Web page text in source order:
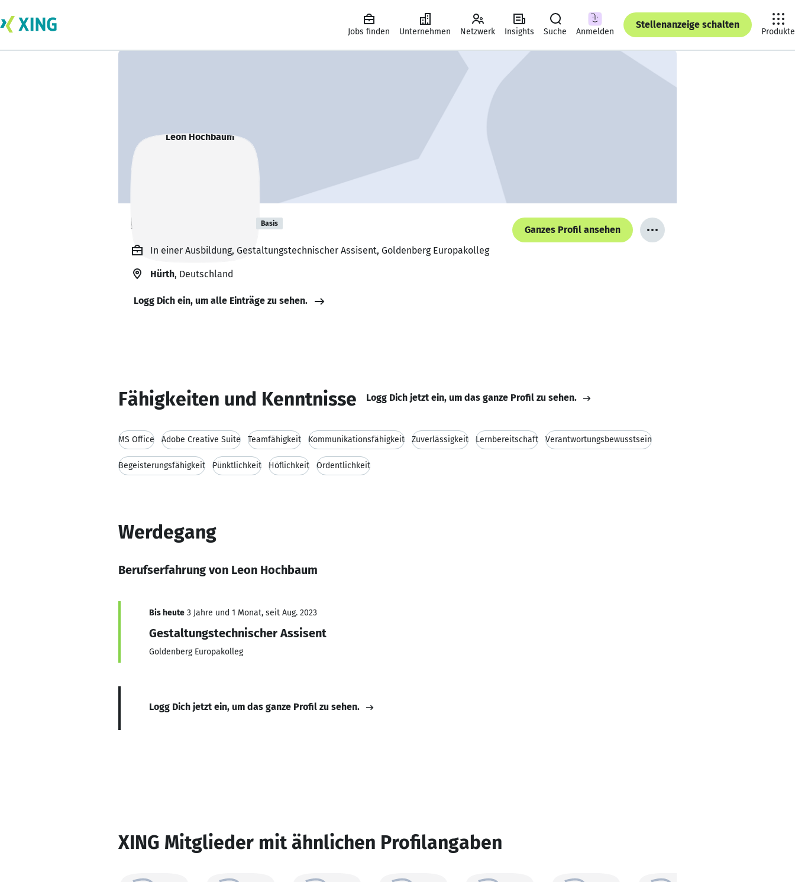
Jobs finden Unternehmen Netzwerk Insights Suche Anmelden
Stellenanzeige schalten
Produkte
Leon Hochbaum Basis
Ganzes Profil ansehen
In einer Ausbildung, Gestaltungstechnischer Assisent, Goldenberg Europakolleg
Hürth, Deutschland
Logg Dich ein, um alle Einträge zu sehen.
Fähigkeiten und Kenntnisse Logg Dich jetzt ein, um das ganze Profil zu sehen.
MS Office Adobe Creative Suite Teamfähigkeit Kommunikationsfähigkeit Zuverlässigkeit Lernbereitschaft Verantwortungsbewusstsein
Begeisterungsfähigkeit Pünktlichkeit Höflichkeit Ordentlichkeit
Werdegang
Berufserfahrung von Leon Hochbaum
Bis heute 3 Jahre und 1 Monat, seit Aug. 2023
Gestaltungstechnischer Assisent
Goldenberg Europakolleg
Logg Dich jetzt ein, um das ganze Profil zu sehen.
XING Mitglieder mit ähnlichen Profilangaben